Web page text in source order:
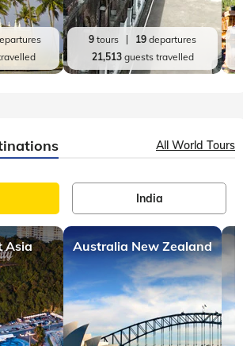
9 tours 19 departures
21,513guests travelled
All World Tours
India
Asia Australia New Zealand